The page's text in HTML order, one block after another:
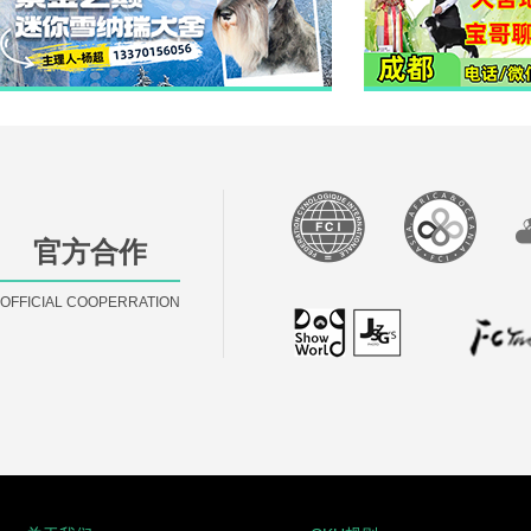
官方合作
OFFICIAL COOPERRATION